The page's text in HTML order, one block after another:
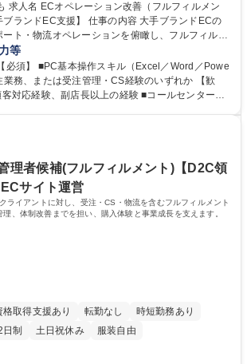
仕事の内容 大手ブランドECの
ト・物流オペレーションを俯瞰し、フルフィルメ
進するポジションです。 ■EC受注処理、カ
の設計・運用 ■物流オペレーション管理、改善施策
ジェクトマネージャーとの連携・調整 ■販促・セ
ックヤード調整 ■データ・在庫・販促物を含む全
等
必須】 ■PC基本操作スキル（Excel／Word／Powe
務、または受注管理・CS経験のいずれか 【歓
対応経験、副店長以上の経験 ■コールセンターで
学校 高校 語学力： 資格：
理者候補(フルフィルメント)【D2C領
サイト運営
ライアントに対し、受注・CS・物流を含むフルフィルメント
、体制改善までを担い、購入体験と事業成長を支えます。
格取得支援あり 転勤なし
時短勤務あり
制 土日祝休み 服装自由